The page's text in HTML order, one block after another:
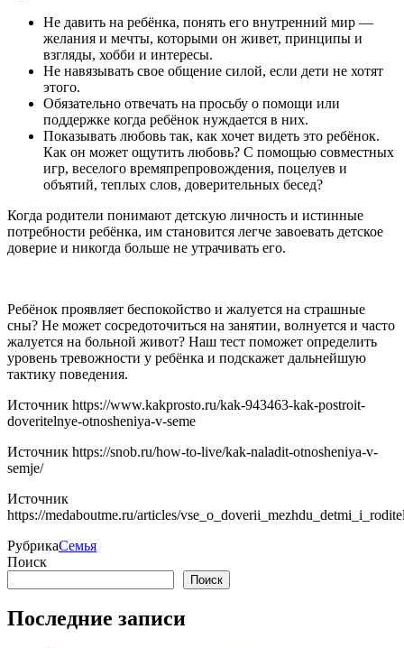
Не давить на ребёнка, понять его внутренний мир —
желания и мечты, которыми он живет, принципы и
взгляды, хобби и интересы.
Не навязывать свое общение силой, если дети не хотят
этого.
Обязательно отвечать на просьбу о помощи или
поддержке когда ребёнок нуждается в них.
Показывать любовь так, как хочет видеть это ребёнок.
Как он может ощутить любовь? С помощью совместных
игр, веселого времяпрепровождения, поцелуев и
объятий, теплых слов, доверительных бесед?
Когда родители понимают детскую личность и истинные
потребности ребёнка, им становится легче завоевать детское
доверие и никогда больше не утрачивать его.
Ребёнок проявляет беспокойство и жалуется на страшные
сны? Не может сосредоточиться на занятии, волнуется и часто
жалуется на больной живот? Наш тест поможет определить
уровень тревожности у ребёнка и подскажет дальнейшую
тактику поведения.
Источник https://www.kakprosto.ru/kak-943463-kak-postroit-
doveritelnye-otnosheniya-v-seme
Источник https://snob.ru/how-to-live/kak-naladit-otnosheniya-v-
semje/
Источник
https://medaboutme.ru/articles/
РубрикаСемья
Поиск
Поиск
Последние записи